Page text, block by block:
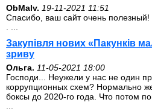
ОbMalv. 19-11-2021 11:51
Спасибо, ваш сайт очень полезный!
Закупівля нових «Пакунків
зриву
Ольга. 11-05-2021 18:00
Господи... Неужели у нас не один
коррупционных схем? Нормально
боксы до 2020-го года. Что потом